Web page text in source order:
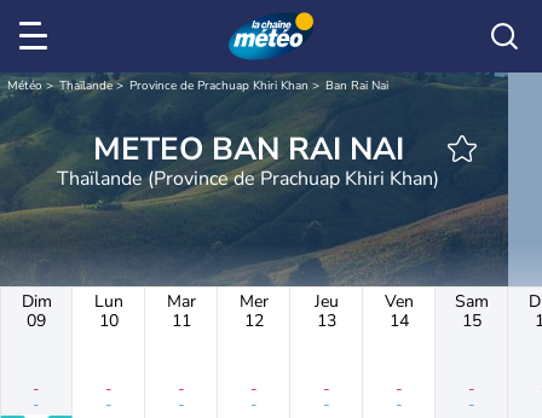
Météo Thaïlande Province de Prachuap Khiri Khan Ban Rai Nai
METEO BAN RAI NAI
Thaïlande (Province de Prachuap Khiri Khan)
Dim
09
-
-
Lun
10
-
-
Mar
11
-
-
Mer
12
-
-
Jeu
13
-
-
Ven
14
-
-
Sam
15
-
-